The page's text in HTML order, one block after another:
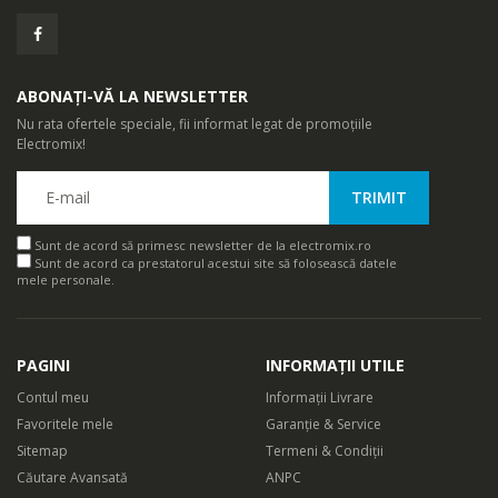
Profita la maxim de Samsung Cloud. Conecteaza facil
fotografii. Acum iti poti partaja fotografiile de pe mobil si te poti
bucura de ele pe ecranul televizorului sau al frigiderului.
ABONAȚI-VĂ LA NEWSLETTER
Nu rata ofertele speciale, fii informat legat de promoțiile
Electromix!
Sunt de acord să primesc newsletter de la electromix.ro
Sunt de acord ca prestatorul acestui site să folosească datele
mele personale.
PAGINI
Contul meu
Favoritele mele
Sitemap
Căutare Avansată
INFORMAȚII UTILE
Informații Livrare
Garanție & Service
Termeni & Condiții
ANPC